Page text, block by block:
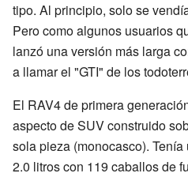
tipo. Al principio, solo se
Pero como algunos usuarios
lanzó una versión más larga
a llamar el "GTI" de los
El RAV4 de primera
aspecto de SUV construido
sola pieza (monocasco).
2.0 litros con 119 caballos de